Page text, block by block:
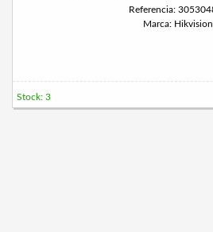
Referencia:
Marca: Hikvision
Stock: 3